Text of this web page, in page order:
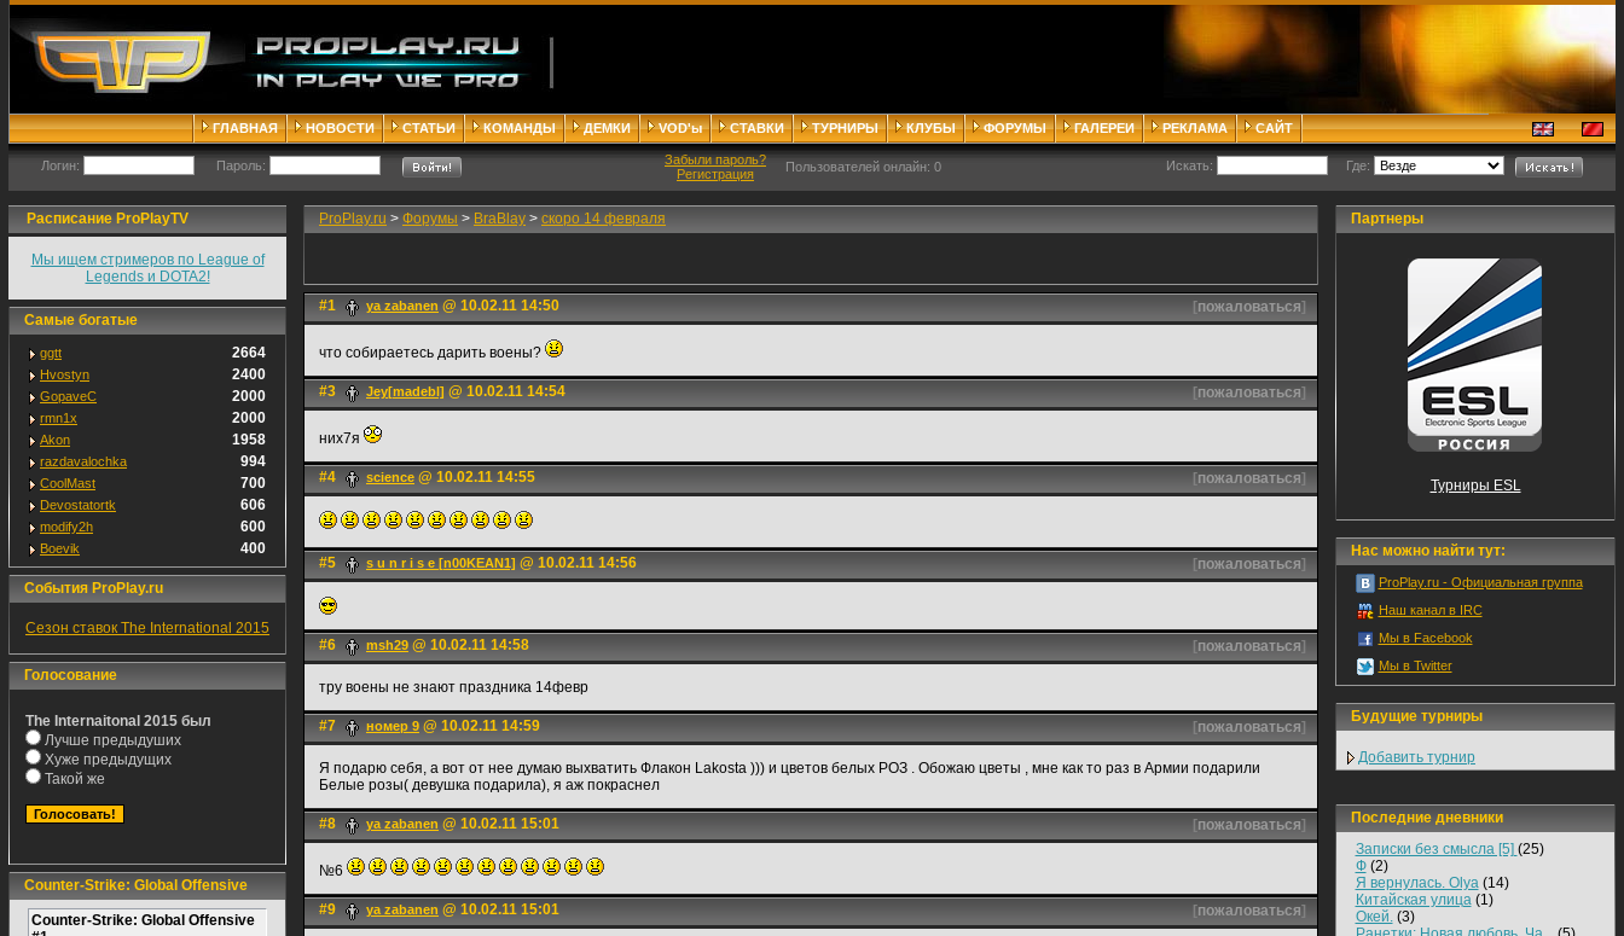
ГЛАВНАЯ НОВОСТИ СТАТЬИ КОМАНДЫ ДЕМКИ VOD'ы СТАВКИ ТУРНИРЫ КЛУБЫ ФОРУМЫ ГАЛЕРЕИ РЕКЛАМА САЙТ
Логин: Пароль:
Забыли пароль?
Регистрация
Пользователей онлайн: 0 Искать: Где:
Расписание ProPlayTV
Мы ищем стримеров по League of
Legends и DOTA2!
Самые богатые
ggtt 2664
Hvostyn 2400
GopaveC 2000
rmn1x 2000
Akon 1958
razdavalochka 994
CoolMast 700
Devostatortk 606
modify2h 600
Boevik 400
События ProPlay.ru
Сезон ставок The International 2015
Голосование
The Internaitonal 2015 был
Лучше предыдуших
Хуже предыдущих
Такой же
Counter-Strike: Global Offensive
Counter-Strike: Global Offensive
ProPlay.ru > Форумы > BraBlay > cкоро 14 февраля
#1 ya zabanen @ 10.02.11 14:50 [пожаловаться]
что собираетесь дарить воены?
#3 Jey[madebl] @ 10.02.11 14:54 [пожаловаться]
них7я
#4 science @ 10.02.11 14:55 [пожаловаться]
#5 s u n r i s e [n00KEAN1] @ 10.02.11 14:56 [пожаловаться]
#6 msh29 @ 10.02.11 14:58 [пожаловаться]
тру воены не знают праздника 14февр
#7 номер 9 @ 10.02.11 14:59 [пожаловаться]
Я подарю себя, а вот от нее думаю выхватить Флакон Lakosta ))) и цветов белых РОЗ . Обожаю цветы , мне как то раз в Армии подарили
Белые розы( девушка подарила), я аж покраснел
#8 ya zabanen @ 10.02.11 15:01 [пожаловаться]
№6
#9 ya zabanen @ 10.02.11 15:01 [пожаловаться]
Партнеры
Турниры ESL
Нас можно найти тут:
ProPlay.ru - Официальная группа
Наш канал в IRC
Мы в Facebook
Мы в Twitter
Будущие турниры
Добавить турнир
Последние дневники
Записки без смысла [5] (25)
Ф(2)
Я вернулась. Olya(14)
Китайская улица(1)
Окей.(3)